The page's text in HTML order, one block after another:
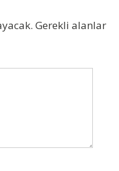
Gerekli alanlar